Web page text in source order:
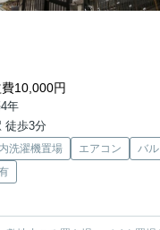
10,000円
年
徒歩3分
洗濯機置場 エアコン
バ